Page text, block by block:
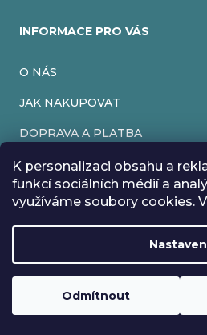
K personalizaci obsahu a
funkcí sociálních médií a
využíváme soubory cookies.
Odmítnout
Rádi bychom vás informovali, že od
máme z důvodu dovolené zavřeno.
budou vyřízeny co nejdříve od 27. 7.
INFORMACE PRO VÁS
O NÁS
JAK NAKUPOVAT
DOPRAVA A PLATBA
OBCHODNÍ PODMÍNKY
PODMÍNKY OCHRANY
VRÁCENÍ ZBOŽÍ
Copyright 2026EveryRetroGame.
Loading